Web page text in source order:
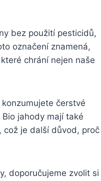
bez použití pesticidů,
označení znamená,
chrání nejen naše
čerstvé
jahody mají ‌také
což je další důvod, proč
⁤doporučujeme zvolit si